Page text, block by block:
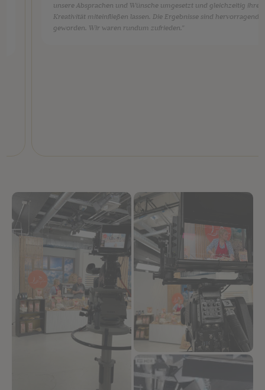
unsere Absprachen und Wünsche umgesetzt und gleichzeitig ihre
Kreativität miteinfließen lassen. Die Ergebnisse sind hervorragend
geworden. Wir waren rundum zufrieden."